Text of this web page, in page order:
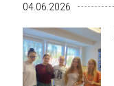
04.06.2026